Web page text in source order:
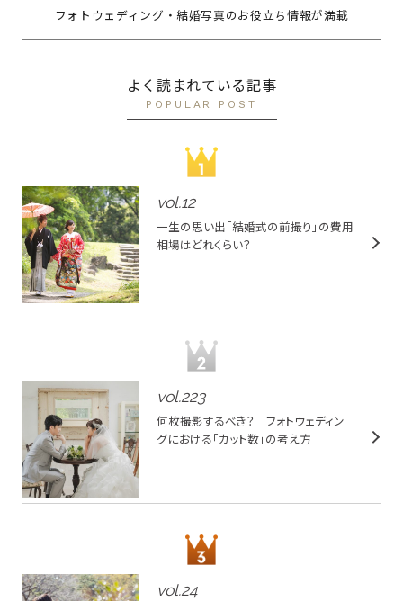
フォトウェディング・結婚写真のお役立ち情報が満載
よく読まれている記事
POPULAR POST
vol.12
一生の思い出「結婚式の前撮り」の費用
相場はどれくらい？
vol.223
何枚撮影するべき？ フォトウェディン
グにおける「カット数」の考え方
vol.24